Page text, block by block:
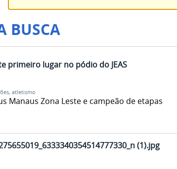
BUSCA
primeiro lugar no pódio do JEAS
, atletismo
Manaus Zona Leste e campeão de etapas
(1).jpg